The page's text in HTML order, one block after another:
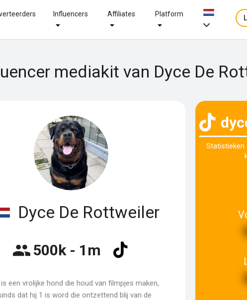
Influencers Affiliates Platform
mediakit van Dyce De
Dyce De Rottweiler
500k - 1m
een vrolijke hond die houd van filmpjes maken,
dat hij 1 is word die ontzettend blij van de